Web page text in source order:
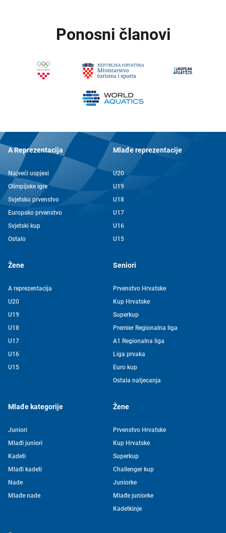
Ponosni članovi
A Reprezentacija
Najveći uspjesi
Olimpijske igre
Svjetsko prvenstvo
Europsko prvenstvo
Svjetski kup
Ostalo
Mlađe reprezentacije
U20
U19
U18
U17
U16
U15
Žene
A reprezentacija
U20
U19
U18
U17
U16
U15
Seniori
Prvenstvo Hrvatske
Kup Hrvatske
Superkup
Premier Regionalna liga
A1 Regionalna liga
Liga prvaka
Euro kup
Ostala natjecanja
Mlađe kategorije
Juniori
Mlađi juniori
Kadeti
Mlađi kadeti
Nade
Mlađe nade
Žene
Prvenstvo Hrvatske
Kup Hrvatske
Superkup
Challenger kup
Juniorke
Mlađe juniorke
Kadetkinje